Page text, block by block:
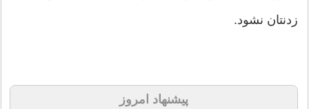
زدنتان نشود.
پیشنهاد امروز